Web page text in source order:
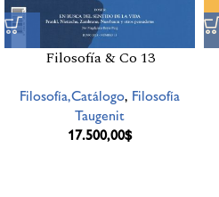
Filosofía & Co 13
Filosofía,Catálogo, Filosofía
Taugenit
17.500,00$